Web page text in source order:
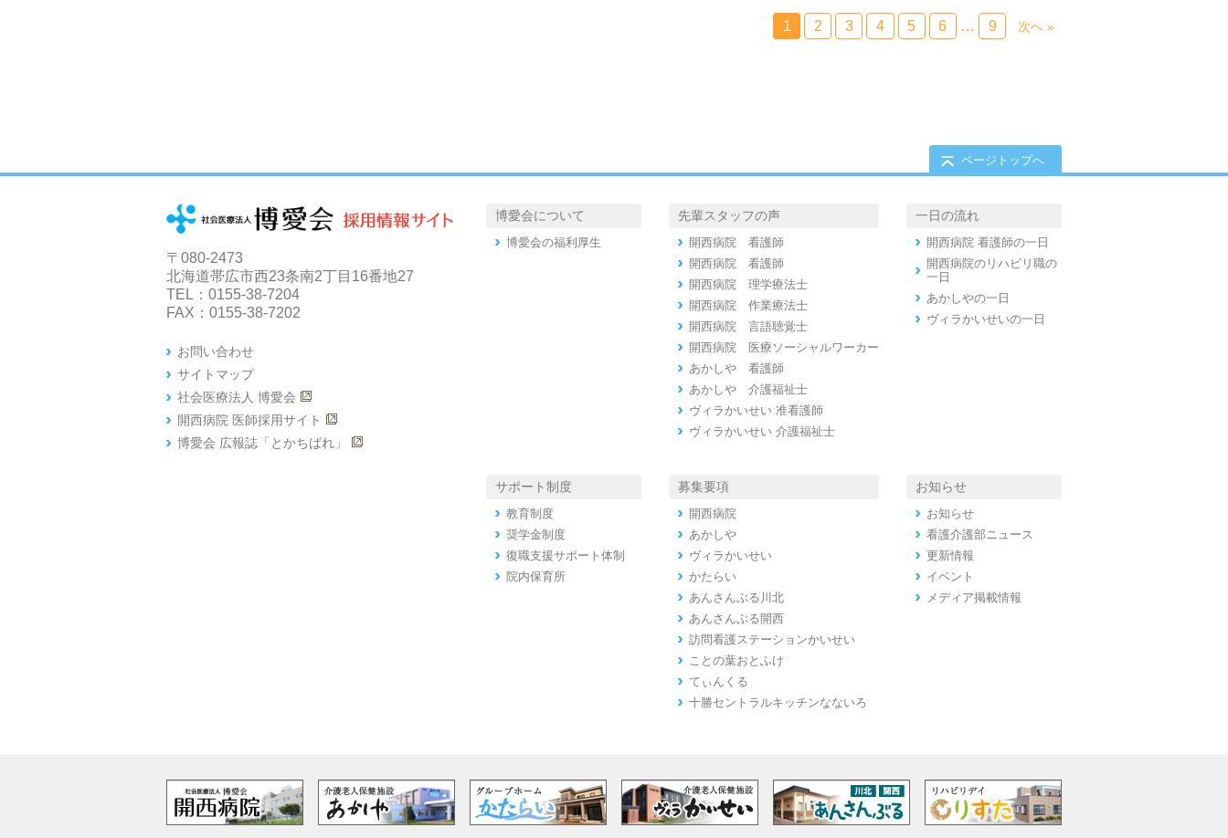
1 2 3 4 5 6 … 9 次へ »
ページトップへ
〒080-2473
北海道帯広市西23条南2丁目16番地27
TEL：0155-38-7204
FAX：0155-38-7202
お問い合わせ
サイトマップ
社会医療法人 博愛会
開西病院 医師採用サイト
博愛会 広報誌「とかちばれ」
博愛会について
博愛会の福利厚生
先輩スタッフの声
開西病院 看護師
開西病院 看護師
開西病院 理学療法士
開西病院 作業療法士
開西病院 言語聴覚士
開西病院 医療ソーシャルワーカー
あかしや 看護師
あかしや 介護福祉士
ヴィラかいせい 准看護師
ヴィラかいせい 介護福祉士
一日の流れ
開西病院 看護師の一日
開西病院のリハビリ職の
一日
あかしやの一日
ヴィラかいせいの一日
サポート制度
教育制度
奨学金制度
復職支援サポート体制
院内保育所
募集要項
開西病院
あかしや
ヴィラかいせい
かたらい
あんさんぶる川北
あんさんぶる開西
訪問看護ステーションかいせい
ことの葉おとふけ
てぃんくる
十勝セントラルキッチンなないろ
お知らせ
お知らせ
看護介護部ニュース
更新情報
イベント
メディア掲載情報